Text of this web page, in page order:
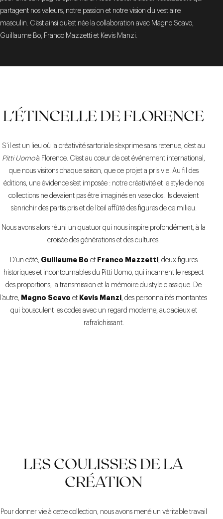
partagent nos valeurs, notre passion et notre vision du vestiaire
masculin. C’est ainsi qu’est née la collaboration avec Magno Scavo,
Guillaume Bo, Franco Mazzetti et Kevis Manzi.
L’ÉTINCELLE DE FLORENCE
S’il est un lieu où la créativité sartoriale s’exprime sans retenue, c’est au
Pitti Uomoà Florence. C’est au cœur de cet événement international,
que nous visitons chaque saison, que ce projet a pris vie. Au fil des
éditions, une évidence s’est imposée : notre créativité et le style de nos
collections ne devaient pas être imaginés en vase clos. Ils devaient
s’enrichir des partis pris et de l’œil affûté des figures de ce milieu.
Nous avons alors réuni un quatuor qui nous inspire profondément, à la
croisée des générations et des cultures.
D’un côté, Guillaume Bo et Franco Mazzetti, deux figures
historiques et incontournables du Pitti Uomo, qui incarnent le respect
des proportions, la transmission et la mémoire du style classique. De
l’autre, Magno Scavo et Kevis Manzi, des personnalités montantes
qui bousculent les codes avec un regard moderne, audacieux et
rafraîchissant.
LES COULISSES DE LA
CRÉATION
Pour donner vie à cette collection, nous avons mené un véritable travail